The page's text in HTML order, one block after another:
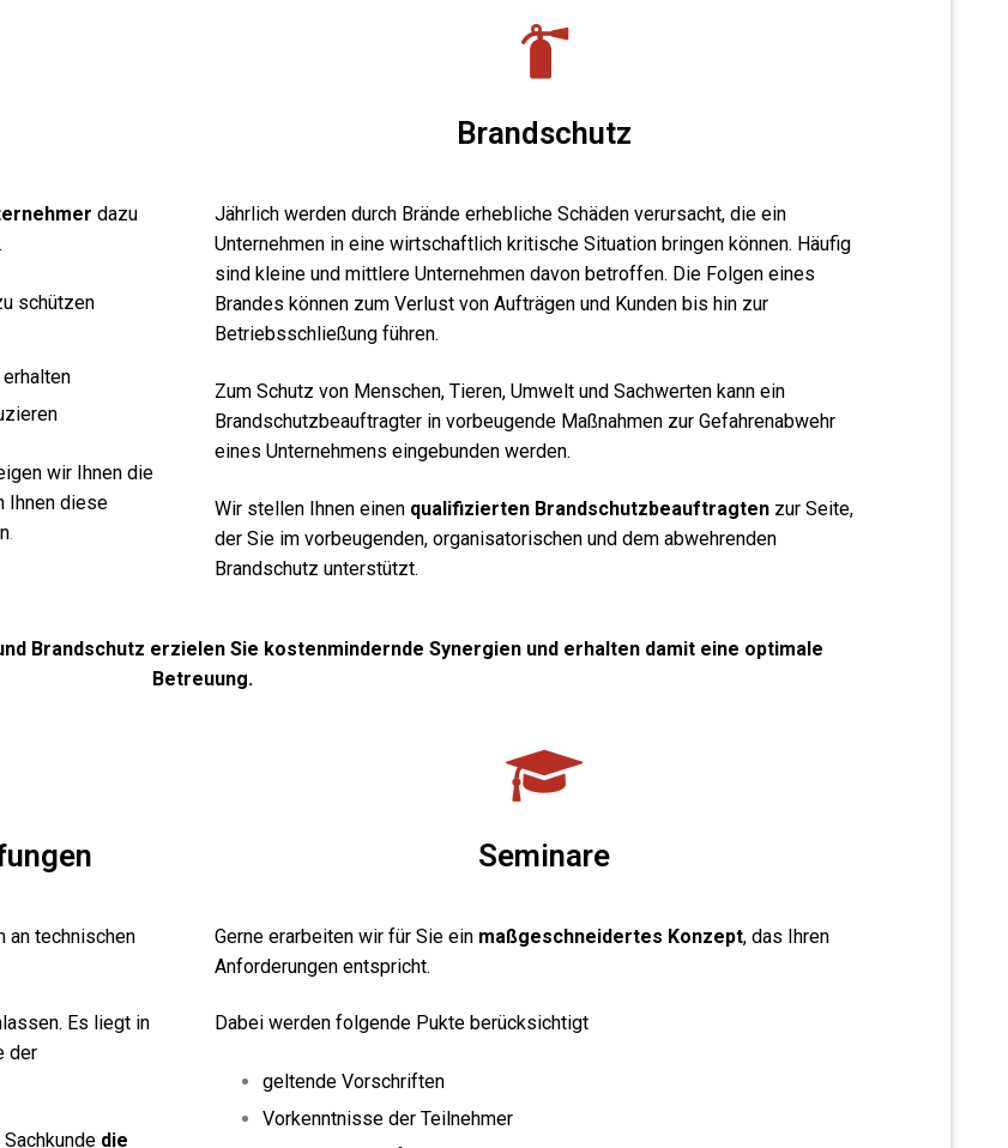
Brandschutz
dazu
schützen
wir Ihnen die
Ihnen diese
.
Jährlich werden durch Brände erhebliche Schäden verursacht, die ein
Unternehmen in eine wirtschaftlich kritische Situation bringen können. Häufig
sind kleine und mittlere Unternehmen davon betroffen. Die Folgen eines
Brandes können zum Verlust von Aufträgen und Kunden bis hin zur
Betriebsschließung führen.
Zum Schutz von Menschen, Tieren, Umwelt und Sachwerten kann ein
Brandschutzbeauftragter in vorbeugende Maßnahmen zur Gefahrenabwehr
eines Unternehmens eingebunden werden.
Wir stellen Ihnen einen qualifizierten Brandschutzbeauftragten zur Seite,
der Sie im vorbeugenden, organisatorischen und dem abwehrenden
Brandschutz unterstützt.
Brandschutz erzielen Sie kostenmindernde Synergien und erhalten damit eine optimale
Betreuung.
Seminare
an technischen
Es liegt in
der
die
Gerne erarbeiten wir für Sie ein maßgeschneidertes Konzept, das Ihren
Anforderungen entspricht.
Dabei werden folgende Pukte berücksichtigt
geltende Vorschriften
Vorkenntnisse der Teilnehmer